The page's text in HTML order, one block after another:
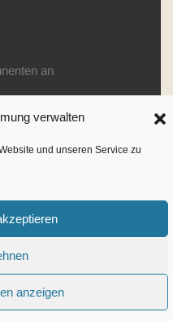
verwalten
und unseren Service zu
anzeigen
an
Theme
By